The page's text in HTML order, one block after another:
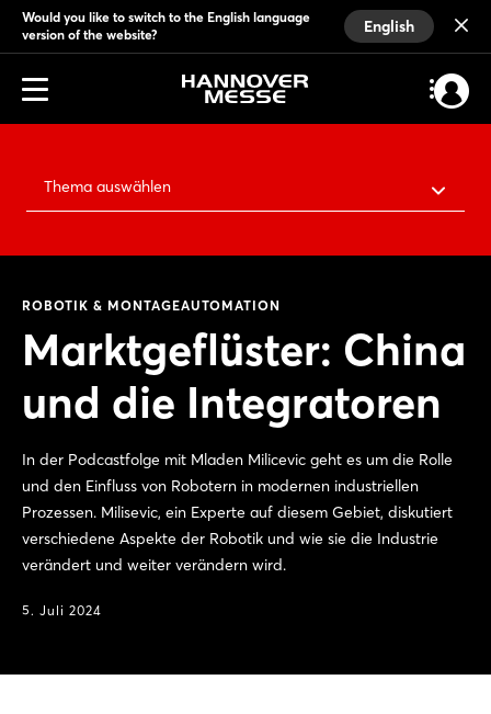
Would you like to switch to the English language
version of the website?
English
Thema auswählen
ROBOTIK & MONTAGEAUTOMATION
Marktgeflüster: China
und die Integratoren
In der Podcastfolge mit Mladen Milicevic geht es um die Rolle
und den Einfluss von Robotern in modernen industriellen
Prozessen. Milisevic, ein Experte auf diesem Gebiet, diskutiert
verschiedene Aspekte der Robotik und wie sie die Industrie
verändert und weiter verändern wird.
5. Juli 2024